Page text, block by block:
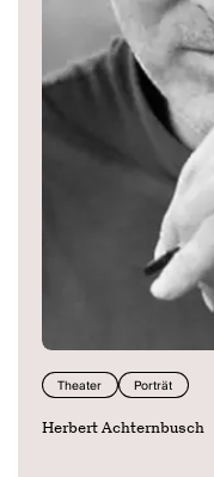
Theater Porträt
Herbert Achternbusch